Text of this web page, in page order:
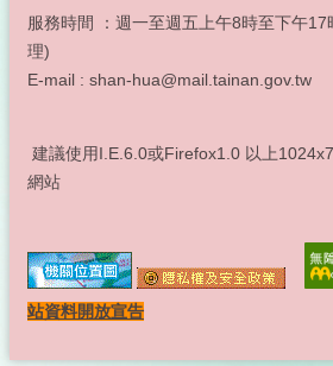
服務時間 ：週一至週五上午8時至下午
理)
E-mail : shan-hua@mail.tainan.gov.tw
建議使用I.E.6.0或Firefox1.0 以上
網站
站資料開放宣告